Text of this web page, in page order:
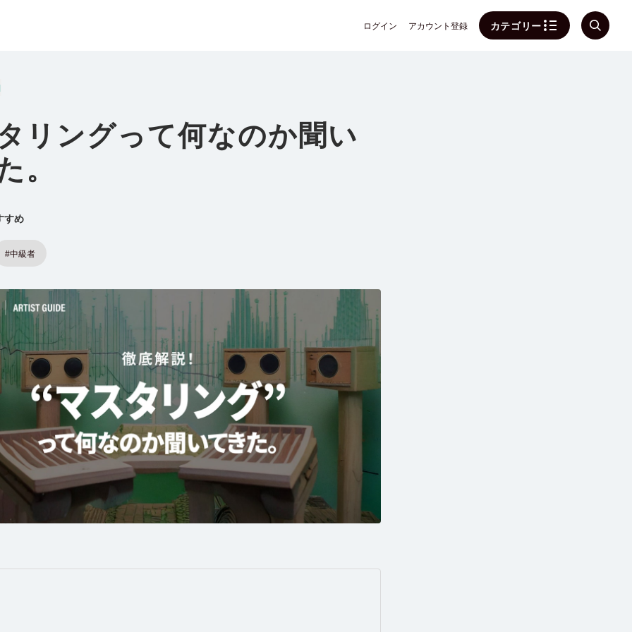
ログイン アカウント登録 カテゴリー
リングって何なのか聞い
。
すめ
#中級者